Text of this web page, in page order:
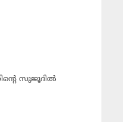
സുജൂദില്‍